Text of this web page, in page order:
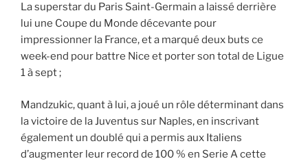
La superstar du Paris Saint-Germain a laissé derrière
lui une Coupe du Monde décevante pour
impressionner la France, et a marqué deux buts ce
week-end pour battre Nice et porter son total de Ligue
1 à sept ;
Mandzukic, quant à lui, a joué un rôle déterminant dans
la victoire de la Juventus sur Naples, en inscrivant
également un doublé qui a permis aux Italiens
d’augmenter leur record de 100 % en Serie A cette